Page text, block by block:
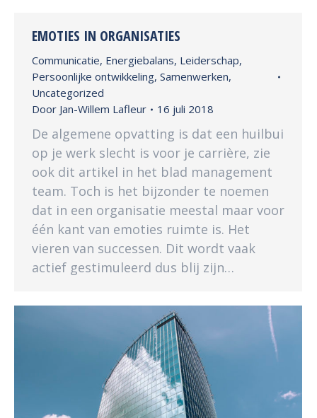
EMOTIES IN ORGANISATIES
Communicatie, Energiebalans, Leiderschap,
Persoonlijke ontwikkeling, Samenwerken,
Uncategorized
Door Jan-Willem Lafleur 16 juli 2018
De algemene opvatting is dat een huilbui
op je werk slecht is voor je carrière, zie
ook dit artikel in het blad management
team. Toch is het bijzonder te noemen
dat in een organisatie meestal maar voor
één kant van emoties ruimte is. Het
vieren van successen. Dit wordt vaak
actief gestimuleerd dus blij zijn…